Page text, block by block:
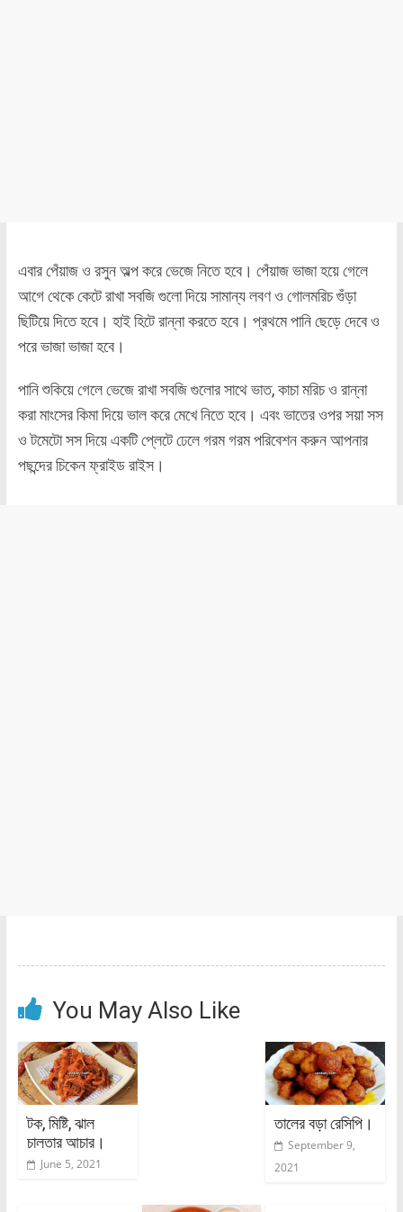
এবার পেঁয়াজ ও রসুন অল্প করে ভেজে নিতে হবে। পেঁয়াজ ভাজা হয়ে গেলে
আগে থেকে কেটে রাখা সবজি গুলো দিয়ে সামান্য লবণ ও গোলমরিচ গুঁড়া
ছিটিয়ে দিতে হবে। হাই হিটে রান্না করতে হবে। প্রথমে পানি ছেড়ে দেবে ও
পরে ভাজা ভাজা হবে।
পানি শুকিয়ে গেলে ভেজে রাখা সবজি গুলোর সাথে ভাত, কাচা মরিচ ও রান্না
করা মাংসের কিমা দিয়ে ভাল করে মেখে নিতে হবে। এবং ভাতের ওপর সয়া সস
ও টমেটো সস দিয়ে একটি প্লেটে ঢেলে গরম গরম পরিবেশন করুন আপনার
পছন্দের চিকেন ফ্রাইড রাইস।
You May Also Like
টক, মিষ্টি, ঝাল
চালতার আচার।
June 5, 2021
তালের বড়া রেসিপি।
September 9,
2021